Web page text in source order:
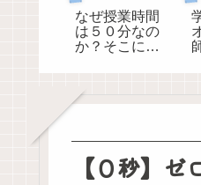
なぜ授業時間
は５０分なの
か？そこにど
【０秒】